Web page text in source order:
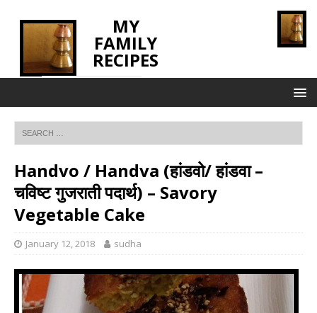
MY
FAMILY
RECIPES
Handvo / Handva (हांडवो/ हांडवा –
चविष्ट गुजराती पदार्थ) – Savory
Vegetable Cake
January 12, 2018 sudha